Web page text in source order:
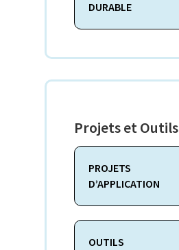
DURABLE
Projets et Outils
PROJETS
D’APPLICATION
OUTILS